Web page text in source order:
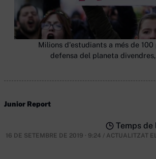
Milions d'estudiants a més de
defensa del planeta
Junior Report
Temps de
16 DE SETEMBRE DE 2019 · 9:24 / ACTUALITZAT EL